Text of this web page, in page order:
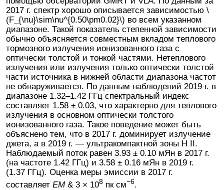
2017 г. спектр хорошо описывается зависимостью \
(F_{\nu}\sim\nu^{0.50\pm0.02}\) во всем указанном
диапазоне. Такой показатель степенной зависимости
обычно объясняется совместным вкладом теплового
тормозного излучения ионизованного газа с
оптически толстой и тонкой частями. Нетеплового
излучения или излучения только оптически толстой
части источника в нижней области диапазона частот
не обнаруживается. По данным наблюдений 2019 г. в
диапазоне 1.32–1.42 ГГц спектральный индекс
составляет 1.58 ± 0.03, что характерно для теплового
излучения в основном оптически толстого
ионизованного газа. Такое поведение может быть
объяснено тем, что в 2017 г. доминирует излучение
джета, а в 2019 г. — ультракомпактной зоны H II.
Наблюдаемый поток равен 3.93 ± 0.10 мЯн в 2017 г.
(на частоте 1.42 ГГц) и 3.58 ± 0.16 мЯн в 2019 г.
(1.37 ГГц). Оценка меры эмиссии в 2017 г.
составляет EM& 3 × 108пк см−6.